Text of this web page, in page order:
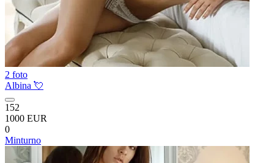
2 foto
Albina 💘
152
1000 EUR
0
Minturno